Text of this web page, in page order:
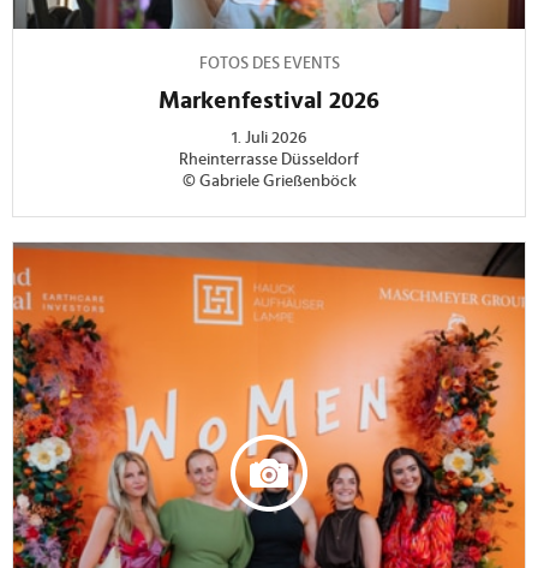
FOTOS DES EVENTS
Markenfestival 2026
1. Juli 2026
Rheinterrasse Düsseldorf
© Gabriele Grießenböck